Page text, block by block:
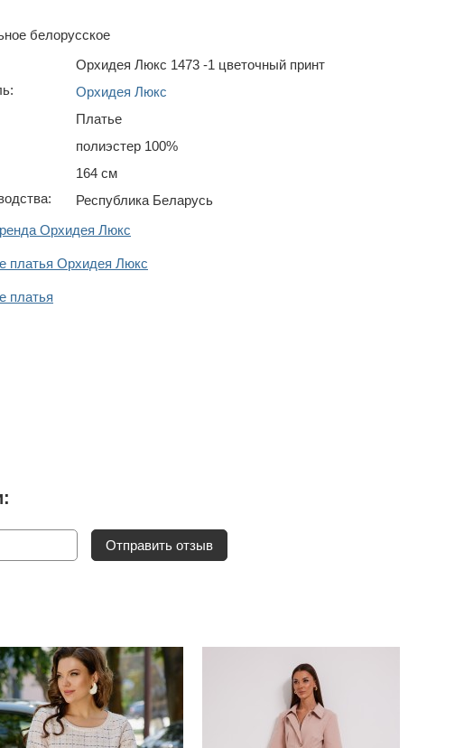
белорусское
Орхидея Люкс 1473 -1 цветочный принт
Орхидея Люкс
Платье
полиэстер 100%
164 см
Республика Беларусь
Орхидея Люкс
платья Орхидея Люкс
платья
Отправить отзыв